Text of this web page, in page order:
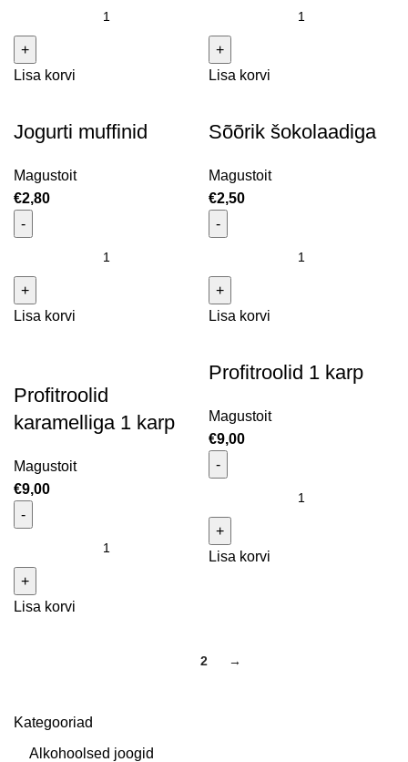
Kategooriad
Alkohoolsed joogid
Churros karmeliga kogus
Lisa korvi
Fondant šokolaad kogus
Lisa korvi
Jogurti muffinid
Magustoit
€2,80
Jogurti muffinid kogus
Lisa korvi
Sõõrik šokolaadiga
Magustoit
€2,50
Sõõrik šokolaadiga kogus
Lisa korvi
Profitroolid
karamelliga 1 karp
Magustoit
€9,00
Profitroolid karamelliga 1 karp kogus
Lisa korvi
Profitroolid 1 karp
Magustoit
€9,00
Profitroolid 1 karp kogus
Lisa korvi
2 →